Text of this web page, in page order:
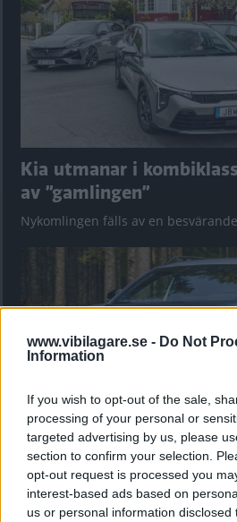
www.vibilagare.se - Do Not
Information
If you wish to opt-out of the sale,
processing of your personal or
targeted advertising by us, please
section to confirm your selection.
opt-out request is processed you
interest-based ads based on
us or personal information
Kia utmanar i
av ”gamlingen”
Nykomlingen fälls av en
”God chans att bli ny
Utbudet av terrängdugliga
nu på av eldrivna Toyota bZ4X